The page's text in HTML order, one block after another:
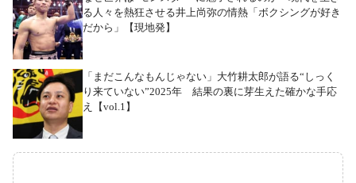
る人々を熱狂させる井上尚弥の情熱「ボクシングが好き
だから」【現地発】
「まだこんなもんじゃない」大竹耕太郎が語る“しっく
り来ていない”2025年 結果の裏に芽生えた確かな手応
え【vol.1】